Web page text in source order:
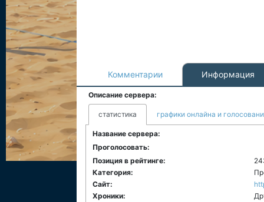
Комментарии Информация
Описание сервера:
статистика графики онлайна и
Название сервера:
Проголосовать:
Позиция в рейтинге:
Категория:
Сайт:
Хроники: